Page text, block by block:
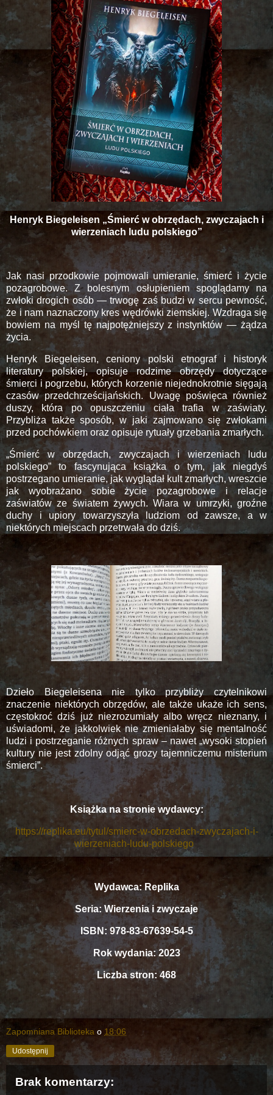
Henryk Biegeleisen „Śmierć w obrzędach, zwyczajach i
wierzeniach ludu polskiego”
Jak nasi przodkowie pojmowali umieranie, śmierć i życie
pozagrobowe. Z bolesnym osłupieniem spoglądamy na
zwłoki drogich osób — trwogę zaś budzi w sercu pewność,
że i nam naznaczony kres wędrówki ziemskiej. Wzdraga się
bowiem na myśl tę najpotężniejszy z instynktów — żądza
życia.
Henryk Biegeleisen, ceniony polski etnograf i historyk
literatury polskiej, opisuje rodzime obrzędy dotyczące
śmierci i pogrzebu, których korzenie niejednokrotnie sięgają
czasów przedchrześcijańskich. Uwagę poświęca również
duszy, która po opuszczeniu ciała trafia w zaświaty.
Przybliża także sposób, w jaki zajmowano się zwłokami
przed pochówkiem oraz opisuje rytuały grzebania zmarłych.
„Śmierć w obrzędach, zwyczajach i wierzeniach ludu
polskiego” to fascynująca książka o tym, jak niegdyś
postrzegano umieranie, jak wyglądał kult zmarłych, wreszcie
jak wyobrażano sobie życie pozagrobowe i relacje
zaświatów ze światem żywych. Wiara w umrzyki, groźne
duchy i upiory towarzyszyła ludziom od zawsze, a w
niektórych miejscach przetrwała do dziś.
Dzieło Biegeleisena nie tylko przybliży czytelnikowi
znaczenie niektórych obrzędów, ale także ukaże ich sens,
częstokroć dziś już niezrozumiały albo wręcz nieznany, i
uświadomi, że jakkolwiek nie zmieniałaby się mentalność
ludzi i postrzeganie różnych spraw – nawet „wysoki stopień
kultury nie jest zdolny odjąć grozy tajemniczemu misterium
śmierci”.
Książka na stronie wydawcy:
https://replika.eu/tytul/smierc-w-obrzedach-zwyczajach-i-
wierzeniach-ludu-polskiego
Wydawca: Replika
Seria: Wierzenia i zwyczaje
ISBN: 978-83-67639-54-5
Rok wydania: 2023
Liczba stron: 468
Zapomniana Biblioteka o 18:06
Udostępnij
Brak komentarzy: